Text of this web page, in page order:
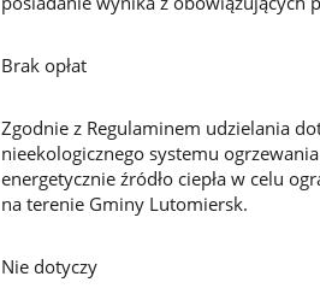
Brak opłat
Zgodnie z Regulaminem udzielania
nieekologicznego systemu
energetycznie źródło ciepła w celu
na terenie Gminy Lutomiersk.
Nie dotyczy